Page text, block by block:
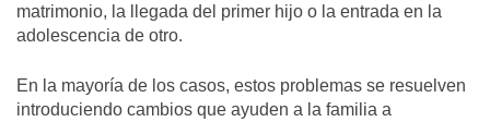
matrimonio, la llegada del primer hijo o la entrada en la
adolescencia de otro.
En la mayoría de los casos, estos problemas se resuelven
introduciendo cambios que ayuden a la familia a